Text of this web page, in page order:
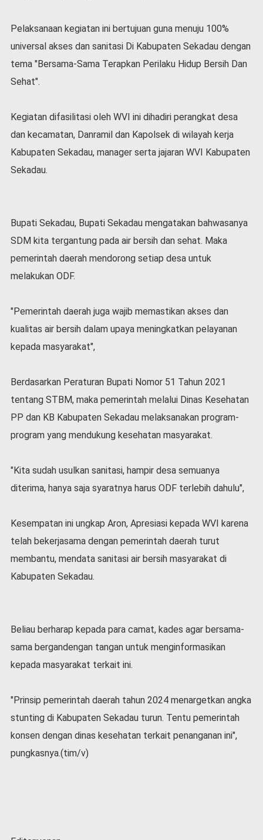
l
O
l
h
g
a
O
p
i
B
r
i
a
o
i
d
9
N
a
s
i
a
l
Pelaksanaan kegiatan ini bertujuan guna menuju 100%
universal akses dan sanitasi Di Kabupaten Sekadau dengan
tema "Bersama-Sama Terapkan Perilaku Hidup Bersih Dan
Sehat".
Kegiatan difasilitasi oleh WVI ini dihadiri perangkat desa
dan kecamatan, Danramil dan Kapolsek di wilayah kerja
Kabupaten Sekadau, manager serta jajaran WVI Kabupaten
Sekadau.
Bupati Sekadau, Bupati Sekadau mengatakan bahwasanya
SDM kita tergantung pada air bersih dan sehat. Maka
pemerintah daerah mendorong setiap desa untuk
melakukan ODF.
"Pemerintah daerah juga wajib memastikan akses dan
kualitas air bersih dalam upaya meningkatkan pelayanan
kepada masyarakat",
Berdasarkan Peraturan Bupati Nomor 51 Tahun 2021
tentang STBM, maka pemerintah melalui Dinas Kesehatan
PP dan KB Kabupaten Sekadau melaksanakan program-
program yang mendukung kesehatan masyarakat.
"Kita sudah usulkan sanitasi, hampir desa semuanya
diterima, hanya saja syaratnya harus ODF terlebih dahulu",
Kesempatan ini ungkap Aron, Apresiasi kepada WVI karena
telah bekerjasama dengan pemerintah daerah turut
membantu, mendata sanitasi air bersih masyarakat di
Kabupaten Sekadau.
Beliau berharap kepada para camat, kades agar bersama-
sama bergandengan tangan untuk menginformasikan
kepada masyarakat terkait ini.
"Prinsip pemerintah daerah tahun 2024 menargetkan angka
stunting di Kabupaten Sekadau turun. Tentu pemerintah
konsen dengan dinas kesehatan terkait penanganan ini",
pungkasnya.(tim/v)